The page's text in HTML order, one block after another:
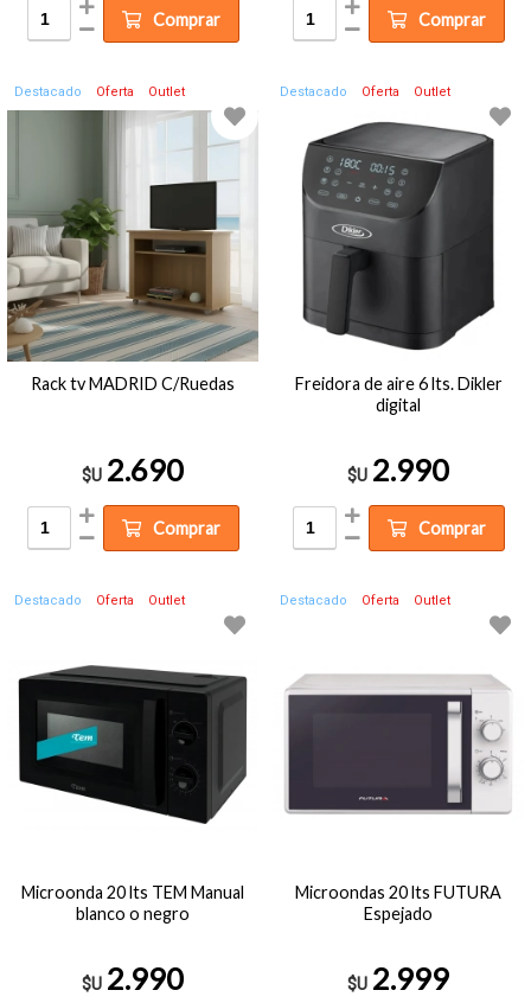
Comprar Comprar
Destacado Oferta Outlet
Rack tv MADRID C/Ruedas
$U 2.690
Comprar
Destacado Oferta Outlet
Freidora de aire 6 lts. Dikler
digital
$U 2.990
Comprar
Destacado Oferta Outlet
Microonda 20 lts TEM Manual
blanco o negro
$U 2.990
Destacado Oferta Outlet
Microondas 20 lts FUTURA
Espejado
$U 2.999